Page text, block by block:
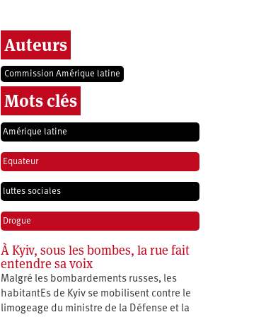
Auteurs
Commission Amérique latine
Mots clés
Amérique latine
Equateur
luttes sociales
Drogue
À Kyiv, sous les bombes, la rue fait
entendre sa voix
Malgré les bombardements russes, les
habitantEs de Kyiv se mobilisent contre le
limogeage du ministre de la Défense et la